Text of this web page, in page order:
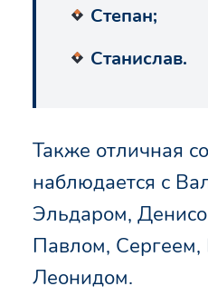
Степан;
Станислав.
Также отличная
наблюдается с
Эльдаром,
Павлом,
Леонидом.